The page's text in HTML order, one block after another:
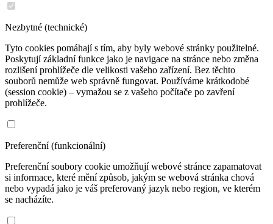
Nezbytné (technické)
Tyto cookies pomáhají s tím, aby byly webové stránky použitelné.
Poskytují základní funkce jako je navigace na stránce nebo změna
rozlišení prohlížeče dle velikosti vašeho zařízení. Bez těchto
souborů nemůže web správně fungovat. Používáme krátkodobé
(session cookie) – vymažou se z vašeho počítače po zavření
prohlížeče.
Preferenční (funkcionální)
Preferenční soubory cookie umožňují webové stránce zapamatovat
si informace, které mění způsob, jakým se webová stránka chová
nebo vypadá jako je váš preferovaný jazyk nebo region, ve kterém
se nacházíte.